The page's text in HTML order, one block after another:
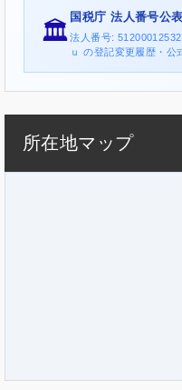
🏛️
国税庁 法人番号公
法人番号:
ｕ の登記変更履歴・公
所在地マップ